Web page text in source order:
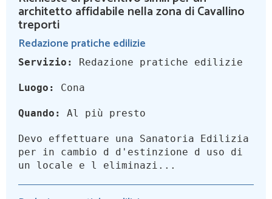
architetto affidabile nella zona di Cavallino
treporti
Redazione pratiche edilizie
Servizio: Redazione pratiche edilizie
Luogo: Cona
Quando: Al più presto
Devo effettuare una Sanatoria Edilizia
per in cambio d d'estinzione d uso di
un locale e l eliminazi...